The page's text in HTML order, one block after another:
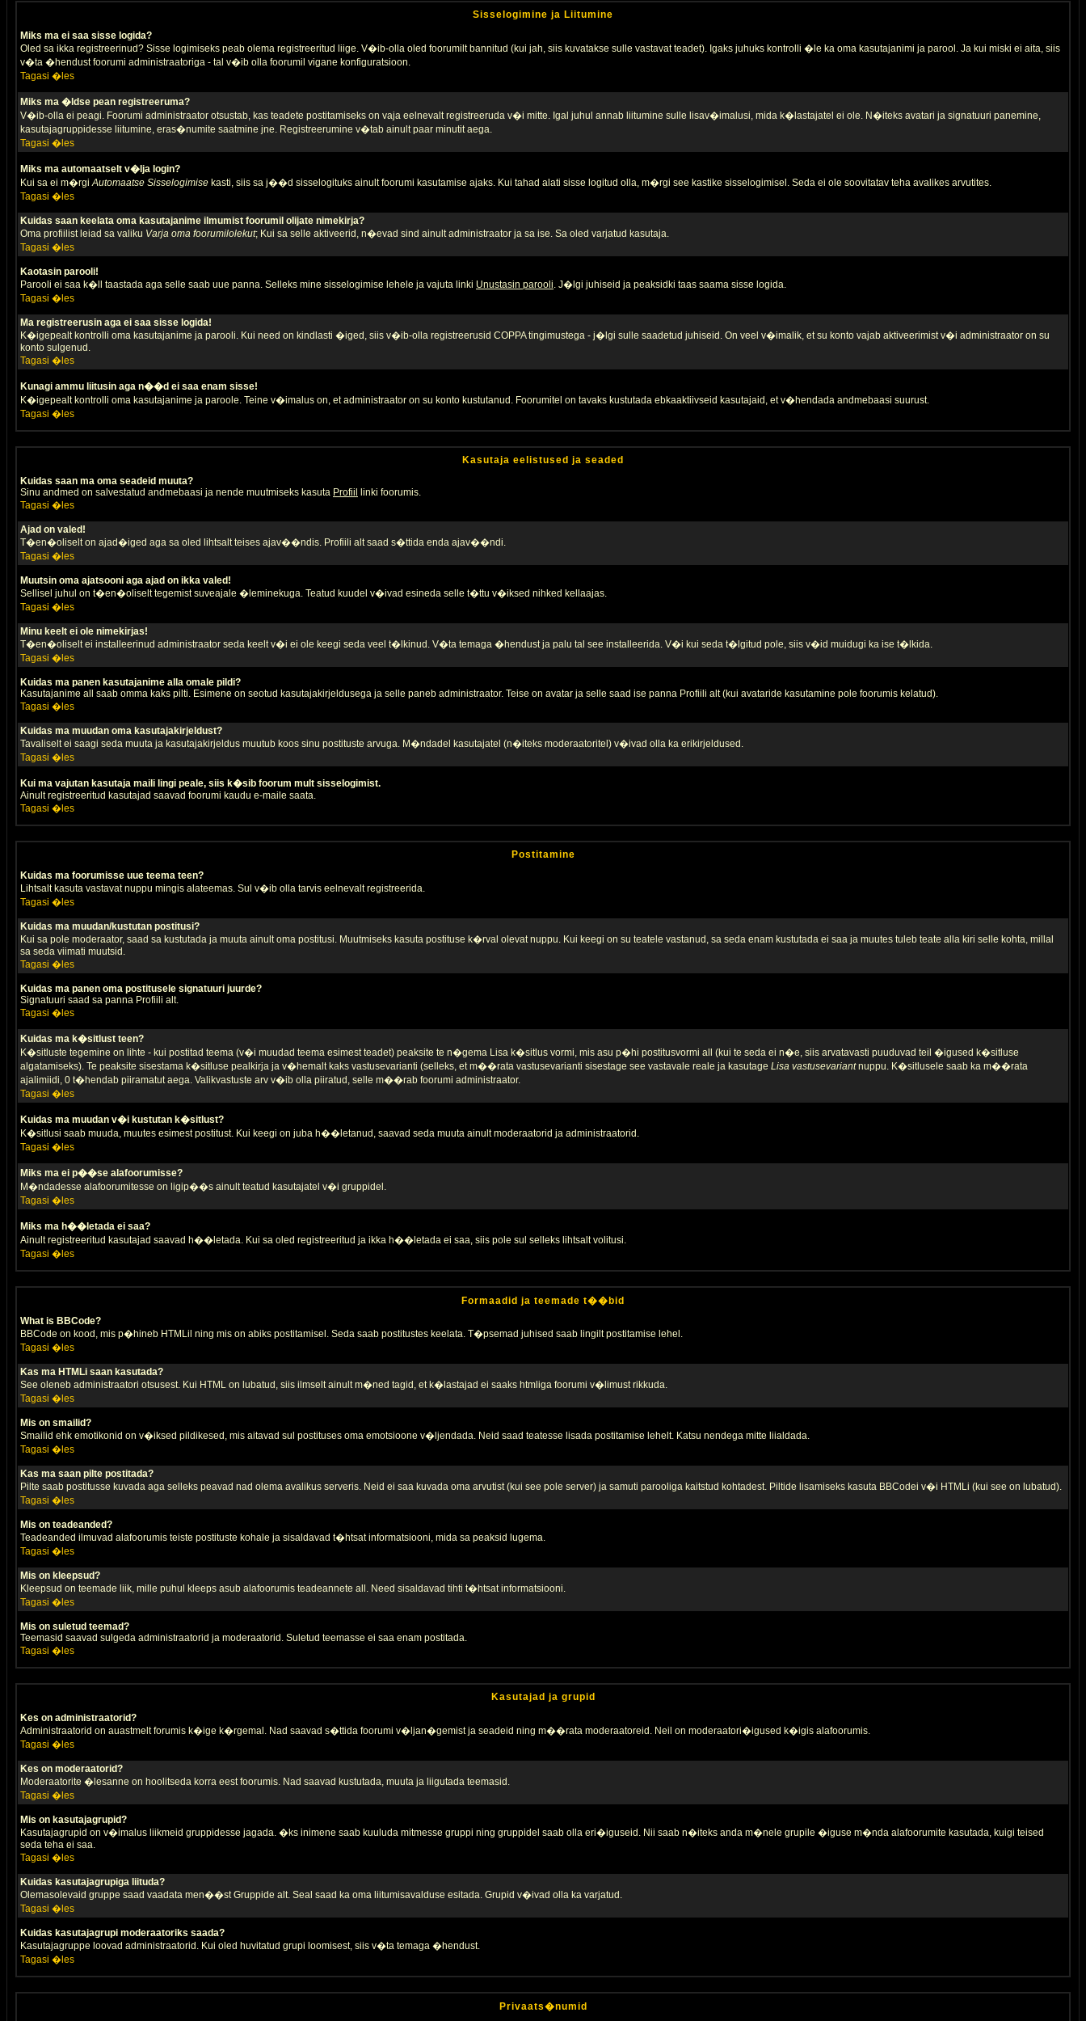
Sisselogimine ja Liitumine
Miks ma ei saa sisse logida?
Oled sa ikka registreerinud? Sisse logimiseks peab olema registreeritud liige. V�ib-olla oled foorumilt bannitud (kui jah, siis kuvatakse sulle vastavat teadet). Igaks juhuks kontrolli �le ka oma kasutajanimi ja parool. Ja kui miski ei aita, siis
v�ta �hendust foorumi administraatoriga - tal v�ib olla foorumil vigane konfiguratsioon.
Tagasi �les
Miks ma �ldse pean registreeruma?
V�ib-olla ei peagi. Foorumi administraator otsustab, kas teadete postitamiseks on vaja eelnevalt registreeruda v�i mitte. Igal juhul annab liitumine sulle lisav�imalusi, mida k�lastajatel ei ole. N�iteks avatari ja signatuuri panemine,
kasutajagruppidesse liitumine, eras�numite saatmine jne. Registreerumine v�tab ainult paar minutit aega.
Tagasi �les
Miks ma automaatselt v�lja login?
Kui sa ei m�rgiAutomaatse Sisselogimise kasti, siis sa j��d sisselogituks ainult foorumi kasutamise ajaks. Kui tahad alati sisse logitud olla, m�rgi see kastike sisselogimisel. Seda ei ole soovitatav teha avalikes arvutites.
Tagasi �les
Kuidas saan keelata oma kasutajanime ilmumist foorumil olijate nimekirja?
Oma profiilist leiad sa valiku Varja oma foorumilolekut; Kui sa selle aktiveerid, n�evad sind ainult administraator ja sa ise. Sa oled varjatud kasutaja.
Tagasi �les
Kaotasin parooli!
Parooli ei saa k�ll taastada aga selle saab uue panna. Selleks mine sisselogimise lehele ja vajuta linki Unustasin parooli. J�lgi juhiseid ja peaksidki taas saama sisse logida.
Tagasi �les
Ma registreerusin aga ei saa sisse logida!
K�igepealt kontrolli oma kasutajanime ja parooli. Kui need on kindlasti �iged, siis v�ib-olla registreerusid COPPA tingimustega - j�lgi sulle saadetud juhiseid. On veel v�imalik, et su konto vajab aktiveerimist v�i administraator on su
konto sulgenud.
Tagasi �les
Kunagi ammu liitusin aga n��d ei saa enam sisse!
K�igepealt kontrolli oma kasutajanime ja paroole. Teine v�imalus on, et administraator on su konto kustutanud. Foorumitel on tavaks kustutada ebkaaktiivseid kasutajaid, et v�hendada andmebaasi suurust.
Tagasi �les
Kasutaja eelistused ja seaded
Kuidas saan ma oma seadeid muuta?
Sinu andmed on salvestatud andmebaasi ja nende muutmiseks kasuta Profiil
linki foorumis.
Tagasi �les
Ajad on valed!
T�en�oliselt on ajad�iged aga sa oled lihtsalt teises ajav��ndis. Profiili alt saad s�ttida enda ajav��ndi.
Tagasi �les
Muutsin oma ajatsooni aga ajad on ikka valed!
Sellisel juhul on t�en�oliselt tegemist suveajale �leminekuga. Teatud kuudel v�ivad esineda selle t�ttu v�iksed nihked kellaajas.
Tagasi �les
Minu keelt ei ole nimekirjas!
T�en�oliselt ei installeerinud administraator seda keelt v�i ei ole keegi seda veel t�lkinud. V�ta temaga �hendust ja palu tal see installeerida. V�i kui seda t�lgitud pole, siis v�id muidugi ka ise t�lkida.
Tagasi �les
Kuidas ma panen kasutajanime alla omale pildi?
Kasutajanime all saab omma kaks pilti. Esimene on seotud kasutajakirjeldusega ja selle paneb administraator. Teise on avatar ja selle saad ise panna Profiili alt (kui avataride kasutamine pole foorumis kelatud).
Tagasi �les
Kuidas ma muudan oma kasutajakirjeldust?
Tavaliselt ei saagi seda muuta ja kasutajakirjeldus muutub koos sinu postituste arvuga. M�ndadel kasutajatel (n�iteks moderaatoritel) v�ivad olla ka erikirjeldused.
Tagasi �les
Kui ma vajutan kasutaja maili lingi peale, siis k�sib foorum mult sisselogimist.
Ainult registreeritud kasutajad saavad foorumi kaudu e-maile saata.
Tagasi �les
Postitamine
Kuidas ma foorumisse uue teema teen?
Lihtsalt kasuta vastavat nuppu mingis alateemas. Sul v�ib olla tarvis eelnevalt registreerida.
Tagasi �les
Kuidas ma muudan/kustutan postitusi?
Kui sa pole moderaator, saad sa kustutada ja muuta ainult oma postitusi. Muutmiseks kasuta postituse k�rval olevat nuppu. Kui keegi on su teatele vastanud, sa seda enam kustutada ei saa ja muutes tuleb teate alla kiri selle kohta, millal
sa seda viimati muutsid.
Tagasi �les
Kuidas ma panen oma postitusele signatuuri juurde?
Signatuuri saad sa panna Profiili alt.
Tagasi �les
Kuidas ma k�sitlust teen?
K�sitluste tegemine on lihte - kui postitad teema (v�i muudad teema esimest teadet) peaksite te n�gema Lisa k�sitlus vormi, mis asu p�hi postitusvormi all (kui te seda ei n�e, siis arvatavasti puuduvad teil �igused k�sitluse
algatamiseks). Te peaksite sisestama k�sitluse pealkirja ja v�hemalt kaks vastusevarianti (selleks, et m��rata vastusevarianti sisestage see vastavale reale ja kasutage Lisa vastusevariantnuppu. K�sitlusele saab ka m��rata
ajalimiidi, 0 t�hendab piiramatut aega. Valikvastuste arv v�ib olla piiratud, selle m��rab foorumi administraator.
Tagasi �les
Kuidas ma muudan v�i kustutan k�sitlust?
K�sitlusi saab muuda, muutes esimest postitust. Kui keegi on juba h��letanud, saavad seda muuta ainult moderaatorid ja administraatorid.
Tagasi �les
Miks ma ei p��se alafoorumisse?
M�ndadesse alafoorumitesse on ligip��s ainult teatud kasutajatel v�i gruppidel.
Tagasi �les
Miks ma h��letada ei saa?
Ainult registreeritud kasutajad saavad h��letada. Kui sa oled registreeritud ja ikka h��letada ei saa, siis pole sul selleks lihtsalt volitusi.
Tagasi �les
Formaadid ja teemade t��bid
What is BBCode?
BBCode on kood, mis p�hineb HTMLil ning mis on abiks postitamisel. Seda saab postitustes keelata. T�psemad juhised saab lingilt postitamise lehel.
Tagasi �les
Kas ma HTMLi saan kasutada?
See oleneb administraatori otsusest. Kui HTML on lubatud, siis ilmselt ainult m�ned tagid, et k�lastajad ei saaks htmliga foorumi v�limust rikkuda.
Tagasi �les
Mis on smailid?
Smailid ehk emotikonid on v�iksed pildikesed, mis aitavad sul postituses oma emotsioone v�ljendada. Neid saad teatesse lisada postitamise lehelt. Katsu nendega mitte liialdada.
Tagasi �les
Kas ma saan pilte postitada?
Pilte saab postitusse kuvada aga selleks peavad nad olema avalikus serveris. Neid ei saa kuvada oma arvutist (kui see pole server) ja samuti parooliga kaitstud kohtadest. Piltide lisamiseks kasuta BBCodei v�i HTMLi (kui see on lubatud).
Tagasi �les
Mis on teadeanded?
Teadeanded ilmuvad alafoorumis teiste postituste kohale ja sisaldavad t�htsat informatsiooni, mida sa peaksid lugema.
Tagasi �les
Mis on kleepsud?
Kleepsud on teemade liik, mille puhul kleeps asub alafoorumis teadeannete all. Need sisaldavad tihti t�htsat informatsiooni.
Tagasi �les
Mis on suletud teemad?
Teemasid saavad sulgeda administraatorid ja moderaatorid. Suletud teemasse ei saa enam postitada.
Tagasi �les
Kasutajad ja grupid
Kes on administraatorid?
Administraatorid on auastmelt forumis k�ige k�rgemal. Nad saavad s�ttida foorumi v�ljan�gemist ja seadeid ning m��rata moderaatoreid. Neil on moderaatori�igused k�igis alafoorumis.
Tagasi �les
Kes on moderaatorid?
Moderaatorite �lesanne on hoolitseda korra eest foorumis. Nad saavad kustutada, muuta ja liigutada teemasid.
Tagasi �les
Mis on kasutajagrupid?
Kasutajagrupid on v�imalus liikmeid gruppidesse jagada. �ks inimene saab kuuluda mitmesse gruppi ning gruppidel saab olla eri�iguseid. Nii saab n�iteks anda m�nele grupile �iguse m�nda alafoorumite kasutada, kuigi teised
seda teha ei saa.
Tagasi �les
Kuidas kasutajagrupiga liituda?
Olemasolevaid gruppe saad vaadata men��st Gruppide alt. Seal saad ka oma liitumisavalduse esitada. Grupid v�ivad olla ka varjatud.
Tagasi �les
Kuidas kasutajagrupi moderaatoriks saada?
Kasutajagruppe loovad administraatorid. Kui oled huvitatud grupi loomisest, siis v�ta temaga �hendust.
Tagasi �les
Privaats�numid